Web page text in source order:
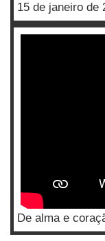
15 de janeiro de
De alma e